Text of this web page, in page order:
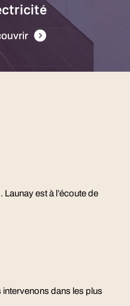
est à l’écoute de
dans les plus